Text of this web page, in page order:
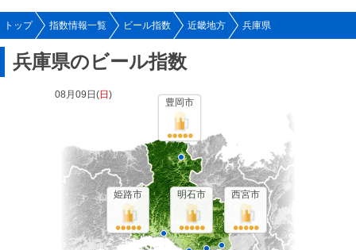
トップ 指数情報一覧 ビール指数 近畿地方 兵庫県
兵庫県のビール指数
08月09日(日 )
姫路市 明石市 西宮市
豊岡市